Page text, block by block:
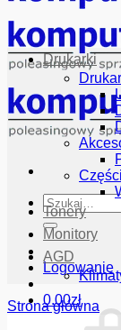
Szukaj:
Logowanie
0.00zł
Drukarki
Części
Tonery
Monitory
AGD
Strona główna